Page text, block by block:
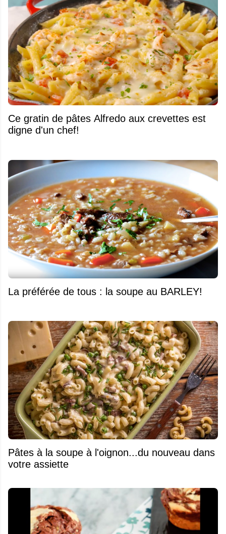
Ce gratin de pâtes Alfredo aux crevettes est
digne d'un chef!
La préférée de tous : la soupe au BARLEY!
Pâtes à la soupe à l'oignon...du nouveau dans
votre assiette